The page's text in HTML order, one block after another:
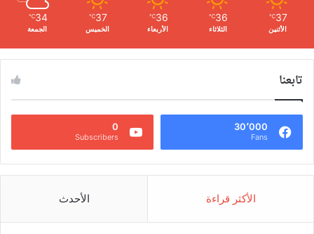
37
℃
الأثنين
36
℃
الثلاثاء
36
℃
الأربعاء
37
℃
الخميس
34
℃
الجمعة
تابعنا
30٬000
Fans
0
Subscribers
الأكثر قراءة الأحدث